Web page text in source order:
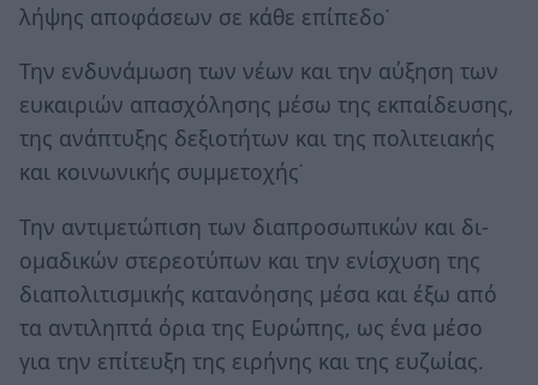
λήψης αποφάσεων σε κάθε επίπεδο˙
Την ενδυνάμωση των νέων και την αύξηση των
ευκαιριών απασχόλησης μέσω της εκπαίδευσης,
της ανάπτυξης δεξιοτήτων και της πολιτειακής
και κοινωνικής συμμετοχής˙
Την αντιμετώπιση των διαπροσωπικών και δι-
ομαδικών στερεοτύπων και την ενίσχυση της
διαπολιτισμικής κατανόησης μέσα και έξω από
τα αντιληπτά όρια της Ευρώπης, ως ένα μέσο
για την επίτευξη της ειρήνης και της ευζωίας.